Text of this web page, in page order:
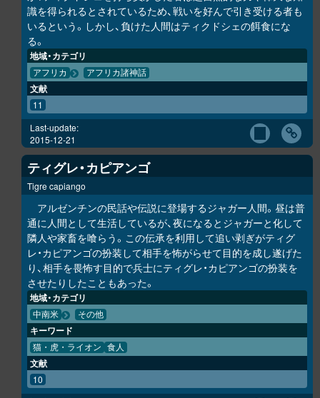
識を得られるとされているため、戦いを好んで引き受ける者も
いるという。しかし、負けた人間はティクドシェの餌食にな
る。
地域・カテゴリ
アフリカ アフリカ諸神話
文献
11
Last-update:
2015-12-21
ティグレ・カピアンゴ
Tigre capiango
アルゼンチンの民話や伝説に登場するジャガー人間。昼は普
通に人間として生活しているが、夜になるとジャガーと化して
隣人や家畜を喰らう。この伝承を利用して追い剥ぎがティグ
レ・カピアンゴの扮装して相手を怖がらせて目的を成し遂げた
り、相手を畏怖す目的で兵士にティグレ・カピアンゴの扮装を
させたりしたこともあった。
地域・カテゴリ
中南米 その他
キーワード
猫・虎・ライオン 食人
文献
10